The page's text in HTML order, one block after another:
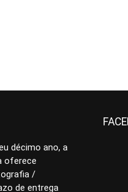
décimo ano, a
oferece
/
de entrega